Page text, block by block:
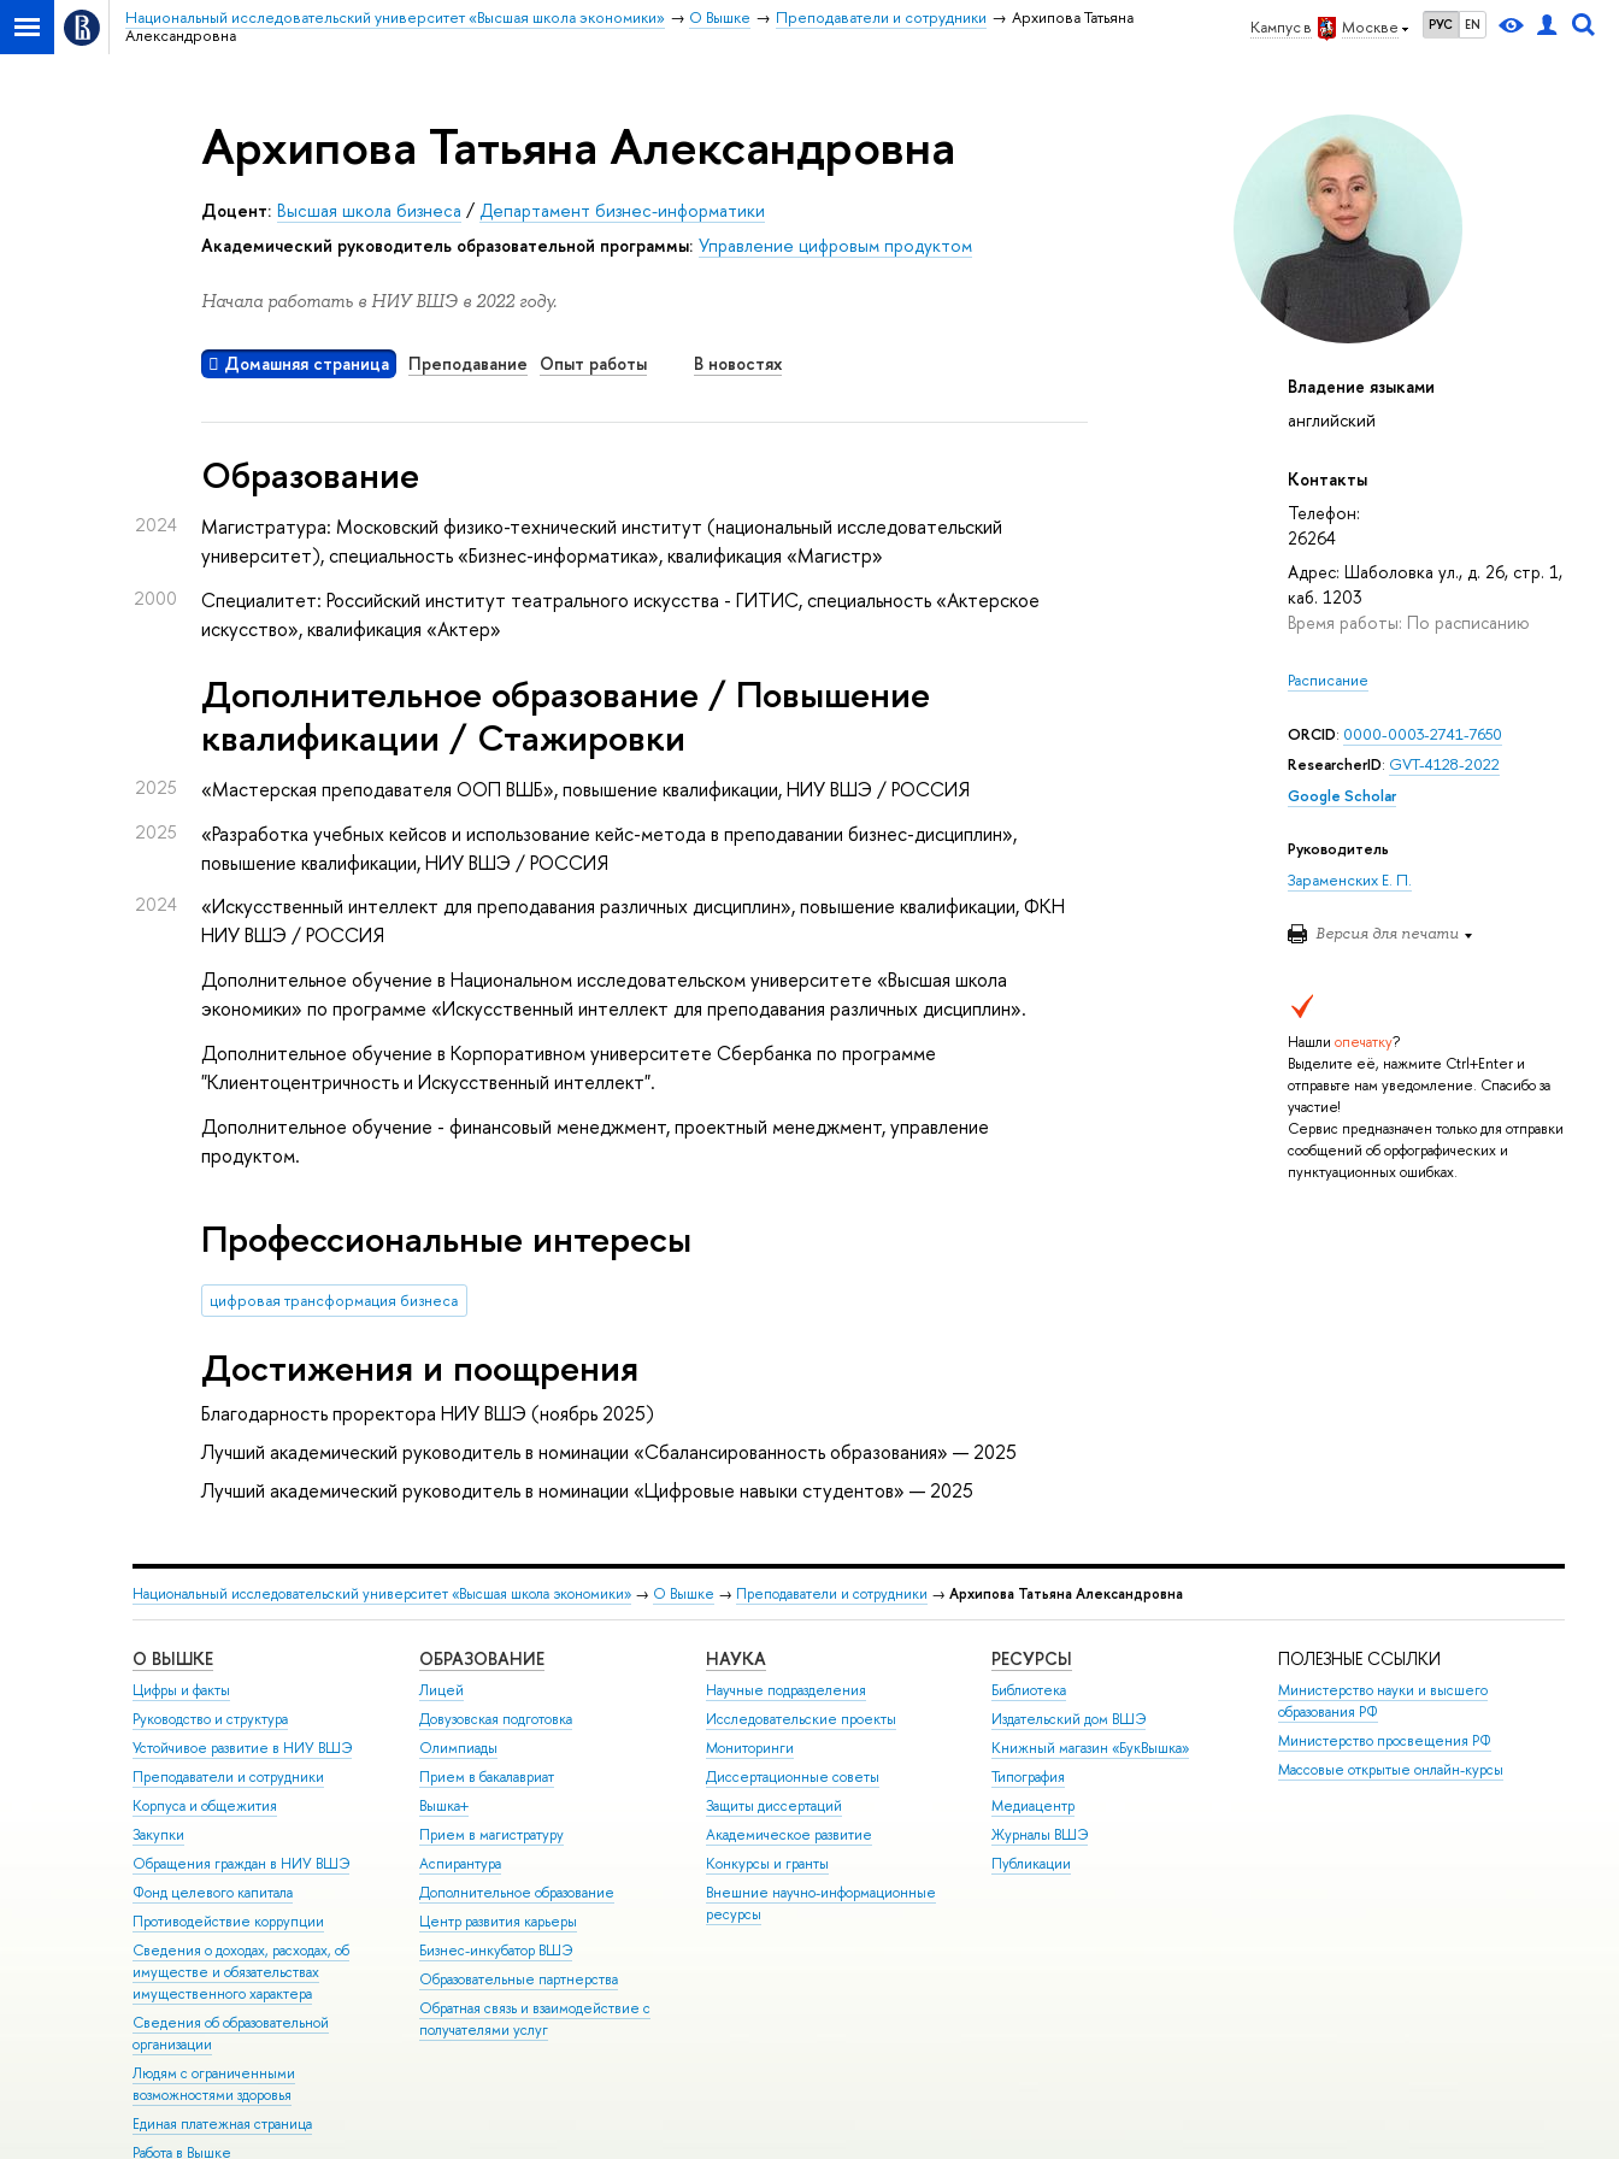
Кампус в Москве РУС EN
Национальный исследовательский университет «Высшая школа экономики» О Вышке Преподаватели и сотрудники
Архипова Татьяна
Александровна
Владение языками
английский
Контакты
Телефон:
26264
Адрес: Шаболовка ул., д. 26, стр. 1,
каб. 1203
Время работы: По расписанию
Расписание
ORCID: 0000-0003-2741-7650
ResearcherID: GVT-4128-2022
Google Scholar
Руководитель
Зараменских Е. П.
Версия для печати
Нашли опечатку?
Выделите её, нажмите Ctrl+Enter и
отправьте нам уведомление. Спасибо за
участие!
Сервис предназначен только для отправки
сообщений об орфографических и
пунктуационных ошибках.
Архипова Татьяна Александровна
Доцент: Высшая школа бизнеса / Департамент бизнес-информатики
Академический руководитель образовательной программы: Управление цифровым продуктом
Начала работать в НИУ ВШЭ в 2022 году.
Домашняя страница Преподавание Опыт работы В новостях
Oбразование
2024
Магистратура: Московский физико-технический институт (национальный исследовательский
университет), специальность «Бизнес-информатика», квалификация «Магистр»
2000
Специалитет: Российский институт театрального искусства - ГИТИС, специальность «Актерское
искусство», квалификация «Актер»
Дополнительное образование / Повышение
квалификации / Стажировки
2025 «Мастерская преподавателя ООП ВШБ», повышение квалификации, НИУ ВШЭ / РОССИЯ
2025 «Разработка учебных кейсов и использование кейс-метода в преподавании бизнес-дисциплин»,
повышение квалификации, НИУ ВШЭ / РОССИЯ
2024 «Искусственный интеллект для преподавания различных дисциплин», повышение квалификации, ФКН
НИУ ВШЭ / РОССИЯ
Дополнительное обучение в Национальном исследовательском университете «Высшая школа
экономики» по программе «Искусственный интеллект для преподавания различных дисциплин».
Дополнительное обучение в Корпоративном университете Сбербанка по программе
"Клиентоцентричность и Искусственный интеллект".
Дополнительное обучение - финансовый менеджмент, проектный менеджмент, управление
продуктом.
Профессиональные интересы
цифровая трансформация бизнеса
Достижения и поощрения
Благодарность проректора НИУ ВШЭ (ноябрь 2025)
Лучший академический руководитель в номинации «Сбалансированность образования» — 2025
Лучший академический руководитель в номинации «Цифровые навыки студентов» — 2025
Национальный исследовательский университет «Высшая школа экономики» → О Вышке → Преподаватели и сотрудники → Архипова Татьяна Александровна
О ВЫШКЕ
Цифры и факты
Руководство и структура
Устойчивое развитие в НИУ ВШЭ
Преподаватели и сотрудники
Корпуса и общежития
Закупки
Обращения граждан в НИУ ВШЭ
Фонд целевого капитала
Противодействие коррупции
Сведения о доходах, расходах, об
имуществе и обязательствах
имущественного характера
Сведения об образовательной
организации
Людям с ограниченными
возможностями здоровья
Единая платежная страница
Работа в Вышке
ОБРАЗОВАНИЕ
Лицей
Довузовская подготовка
Олимпиады
Прием в бакалавриат
Вышка+
Прием в магистратуру
Аспирантура
Дополнительное образование
Центр развития карьеры
Бизнес-инкубатор ВШЭ
Образовательные партнерства
Обратная связь и взаимодействие с
получателями услуг
НАУКА
Научные подразделения
Исследовательские проекты
Мониторинги
Диссертационные советы
Защиты диссертаций
Академическое развитие
Конкурсы и гранты
Внешние научно-информационные
ресурсы
РЕСУРСЫ
Библиотека
Издательский дом ВШЭ
Книжный магазин «БукВышка»
Типография
Медиацентр
Журналы ВШЭ
Публикации
ПОЛЕЗНЫЕ ССЫЛКИ
Министерство науки и высшего
образования РФ
Министерство просвещения РФ
Массовые открытые онлайн-курсы